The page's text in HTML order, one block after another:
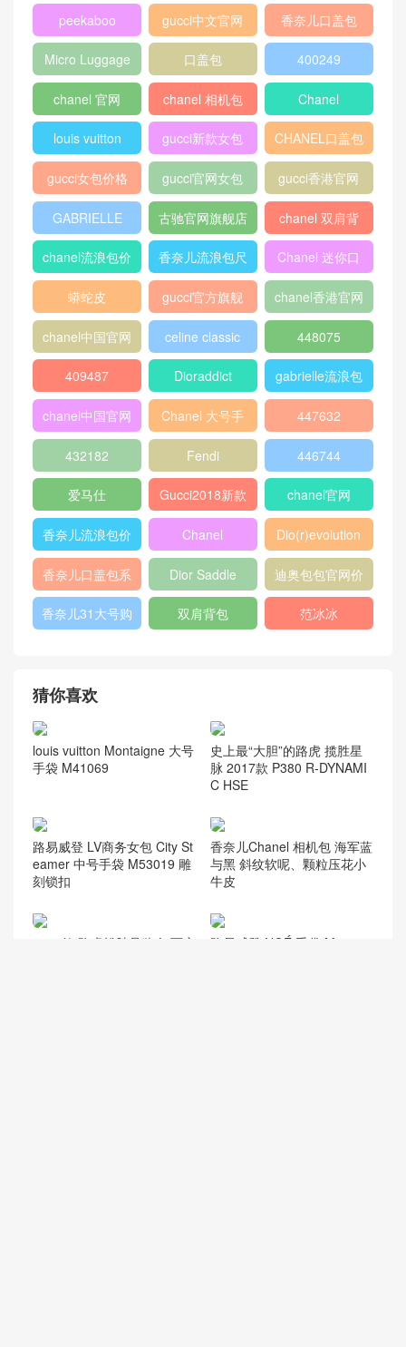
路易威登 2018秋季款 SARA
H 钱夹 M63318
Louis Vuitton Epi 皮革TWIS
T 中号手袋 M41869 热辣粉
热门标签
chanel 口盖包 Gucci
boy chanel口盖
包
peekaboo gucci中文官网
香奈儿口盖包
2018
Micro Luggage 口盖包 400249
chanel 官网 chanel 相机包 Chanel
louis vuitton gucci新款女包 CHANEL口盖包
gucci女包价格 gucci官网女包 gucci香港官网
GABRIELLE 古驰官网旗舰店
chanel 双肩背
包
chanel流浪包价
格
香奈儿流浪包尺
寸
Chanel 迷你口
盖包
蟒蛇皮
gucci官方旗舰
chanel香港官网
409487
chanel中国官网
包
Chanel 大号手
提包
447632
Fendi
Gucci2018新款
女包
香奈儿流浪包价
Chanel
Gabrielle小号流
浪包
Dio(r)evolution
Bag
格